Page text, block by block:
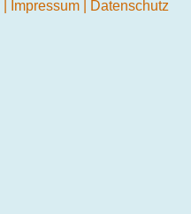
Impressum Datenschutz